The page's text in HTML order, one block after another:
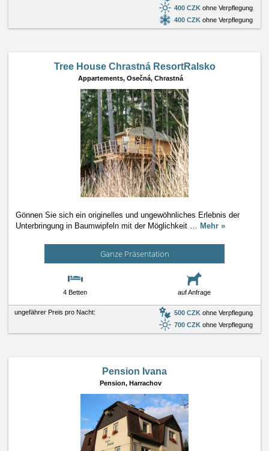
400 CZK ohne Verpflegung
400 CZK ohne Verpflegung
Tree House Chrastná ResortRalsko
Appartements, Osečná, Chrastná
Gönnen Sie sich ein originelles und ungewöhnliches Erlebnis der
Unterbringung in Baumwipfeln mit der Möglichkeit … Mehr »
Ganze Präsentation
4 Betten auf Anfrage
ungefährer Preis pro Nacht: 500 CZK ohne Verpflegung
700 CZK ohne Verpflegung
Pension Ivana
Pension, Harrachov